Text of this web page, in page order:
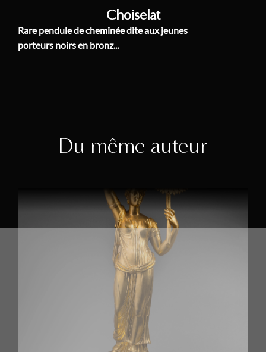
Choiselat
Rare pendule de cheminée dite aux jeunes
porteurs noirs en bronz...
Du même auteur